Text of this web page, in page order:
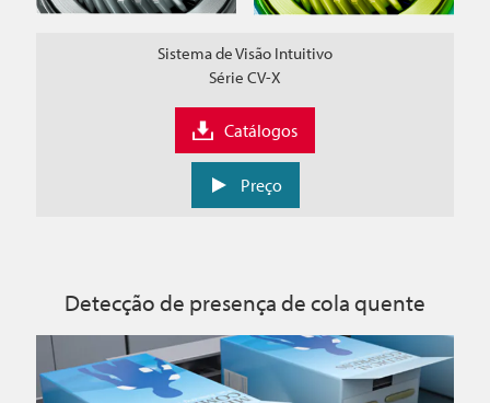
Sistema de Visão Intuitivo
Série CV-X
Catálogos
Preço
Detecção de presença de cola quente